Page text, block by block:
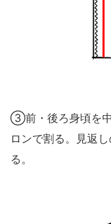
③前・後ろ身頃を
ロンで割る。見返
る。